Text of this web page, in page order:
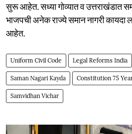
सुरू आहेत. सध्या गोव्यात व उत्तराखंडात
भाजपची अनेक राज्ये समान नागरी कायदा
आहेत.
Uniform Civil Code Legal Reforms India
Saman Nagari Kayda Constitution 75
Samvidhan Vichar